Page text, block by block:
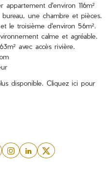
d'environ 116m²
une chambre et pièces.
le troisième d'environ 56m².
calme et agréable.
avec accès rivière.
disponible. Cliquez ici pour